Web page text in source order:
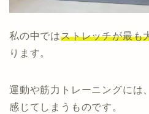
私の中ではストレッチが最も
ります。
運動や筋力トレーニングには
感じてしまうものです。